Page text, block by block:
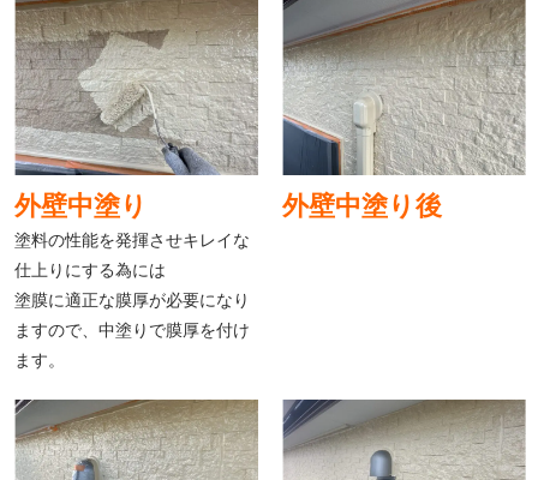
外壁中塗り
塗料の性能を発揮させキレイな
仕上りにする為には
塗膜に適正な膜厚が必要になり
ますので、中塗りで膜厚を付け
ます。
外壁中塗り後